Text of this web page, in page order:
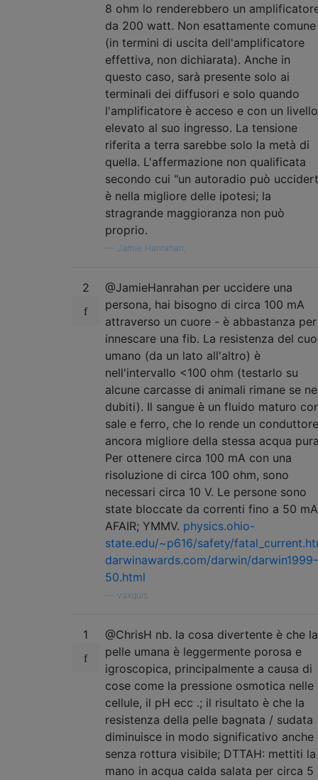
8 ohm lo renderebbero un
da 200 watt. Non esattamente comune
(in termini di uscita dell'amplificatore
effettiva, non dichiarata). Anche in
questo caso, sarà presente solo ai
terminali dei diffusori e solo quando
l'amplificatore è acceso e con un livello
elevato al suo ingresso. La tensione
riferita a terra sarebbe solo la metà di
quella. L'affermazione non qualificata
secondo cui "un autoradio può
è nella migliore delle ipotesi; la
stragrande maggioranza non può
proprio.
Jamie Hanrahan,
2
@JamieHanrahan per uccidere una
persona, hai bisogno di circa 100 mA
attraverso un cuore - è abbastanza per
innescare una fib. La resistenza del
umano (da un lato all'altro) è
nell'intervallo <100 ohm (testarlo su
alcune carcasse di animali rimane se ne
dubiti). Il sangue è un fluido maturo
sale e ferro, che lo rende un conduttore
ancora migliore della stessa acqua
Per ottenere circa 100 mA con una
risoluzione di circa 100 ohm, sono
necessari circa 10 V. Le persone sono
state bloccate da correnti fino a 50 mA
AFAIR; YMMV. physics.ohio-
state.edu/~p616/safety/
darwinawards.com/darwin/darwin1999-
50.html
vaxquis
1
@ChrisH nb. la cosa divertente è che la
pelle umana è leggermente porosa e
igroscopica, principalmente a causa di
cose come la pressione osmotica nelle
cellule, il pH ecc .; il risultato è che la
resistenza della pelle bagnata / sudata
diminuisce in modo significativo anche
senza rottura visibile; DTTAH: mettiti la
mano in acqua calda salata per circa 5